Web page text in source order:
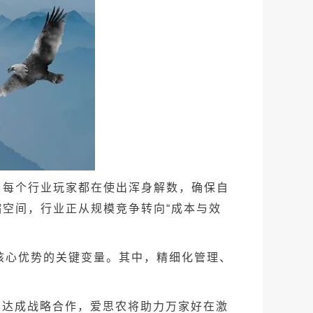
个行业玩家都在使出浑身解数，确保自
间，行业正从规模竞争转向“成本与效
势的关键变量。其中，精细化管理、
成战略合作，爱思农将助力万家好在激